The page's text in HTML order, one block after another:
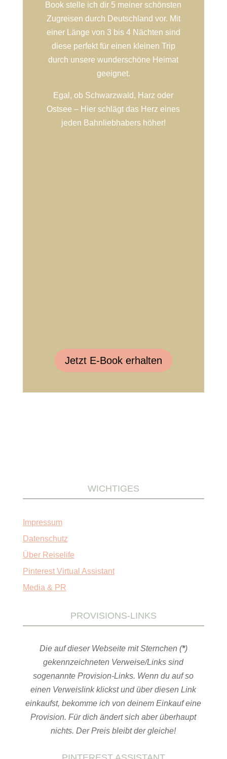
Book stelle ich dir 5 meiner schönsten
Zugreisen durch Deutschland vor. Mit
einer Länge von 3 bis 4 Nächten sind
diese perfekt für einen kleinen Trip
durch unsere wunderschöne Heimat
geeignet.
Egal, ob Schwarzwald, Harz oder
Ostsee – Hier schlägt das Herz eines
jeden Bahnliebhabers höher!
Jetzt E-Book erhalten
WICHTIGES
Impressum
Datenschutz
Über Reiselife
Pinterest Virtual Assistant
Media & PR
PROVISIONS-LINKS
Die auf dieser Webseite mit Sternchen (*)
gekennzeichneten Verweise/Links sind
sogenannte Provision-Links. Wenn du auf so
einen Verweislink klickst und über diesen Link
einkaufst, bekomme ich von deinem Einkauf eine
Provision. Für dich ändert sich aber überhaupt
nichts. Der Preis bleibt der gleiche!